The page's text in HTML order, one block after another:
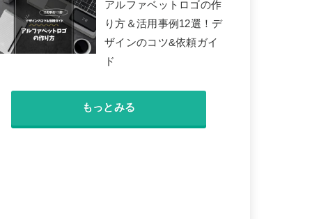
アルファベットロゴの作
り方＆活用事例12選！デ
ザインのコツ&依頼ガイ
ド
もっとみる